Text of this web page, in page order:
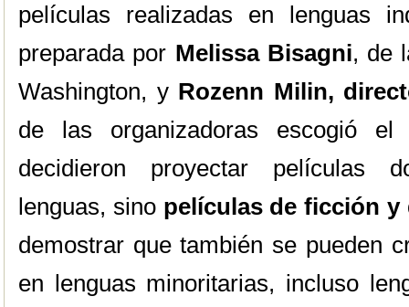
películas realizadas en lenguas
preparada por Melissa Bisagni, de
Washington, y Rozenn Milin,
de las organizadoras escogió
decidieron proyectar películas
lenguas, sino películas de ficción y
demostrar que también se pueden
en lenguas minoritarias, incluso